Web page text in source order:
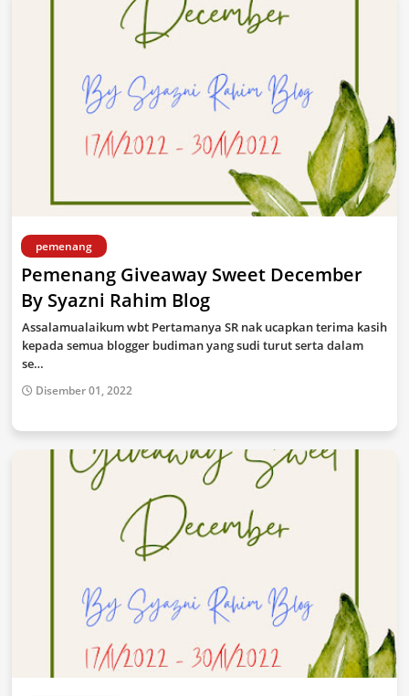
pemenang
Pemenang Giveaway Sweet December
By Syazni Rahim Blog
Assalamualaikum wbt Pertamanya SR nak ucapkan terima kasih
kepada semua blogger budiman yang sudi turut serta dalam
se…
Disember 01, 2022